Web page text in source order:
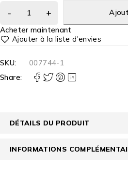
Acheter maintenant
SKU:
007744-1
Share:
DÉTAILS DU PRODUIT
INFORMATIONS